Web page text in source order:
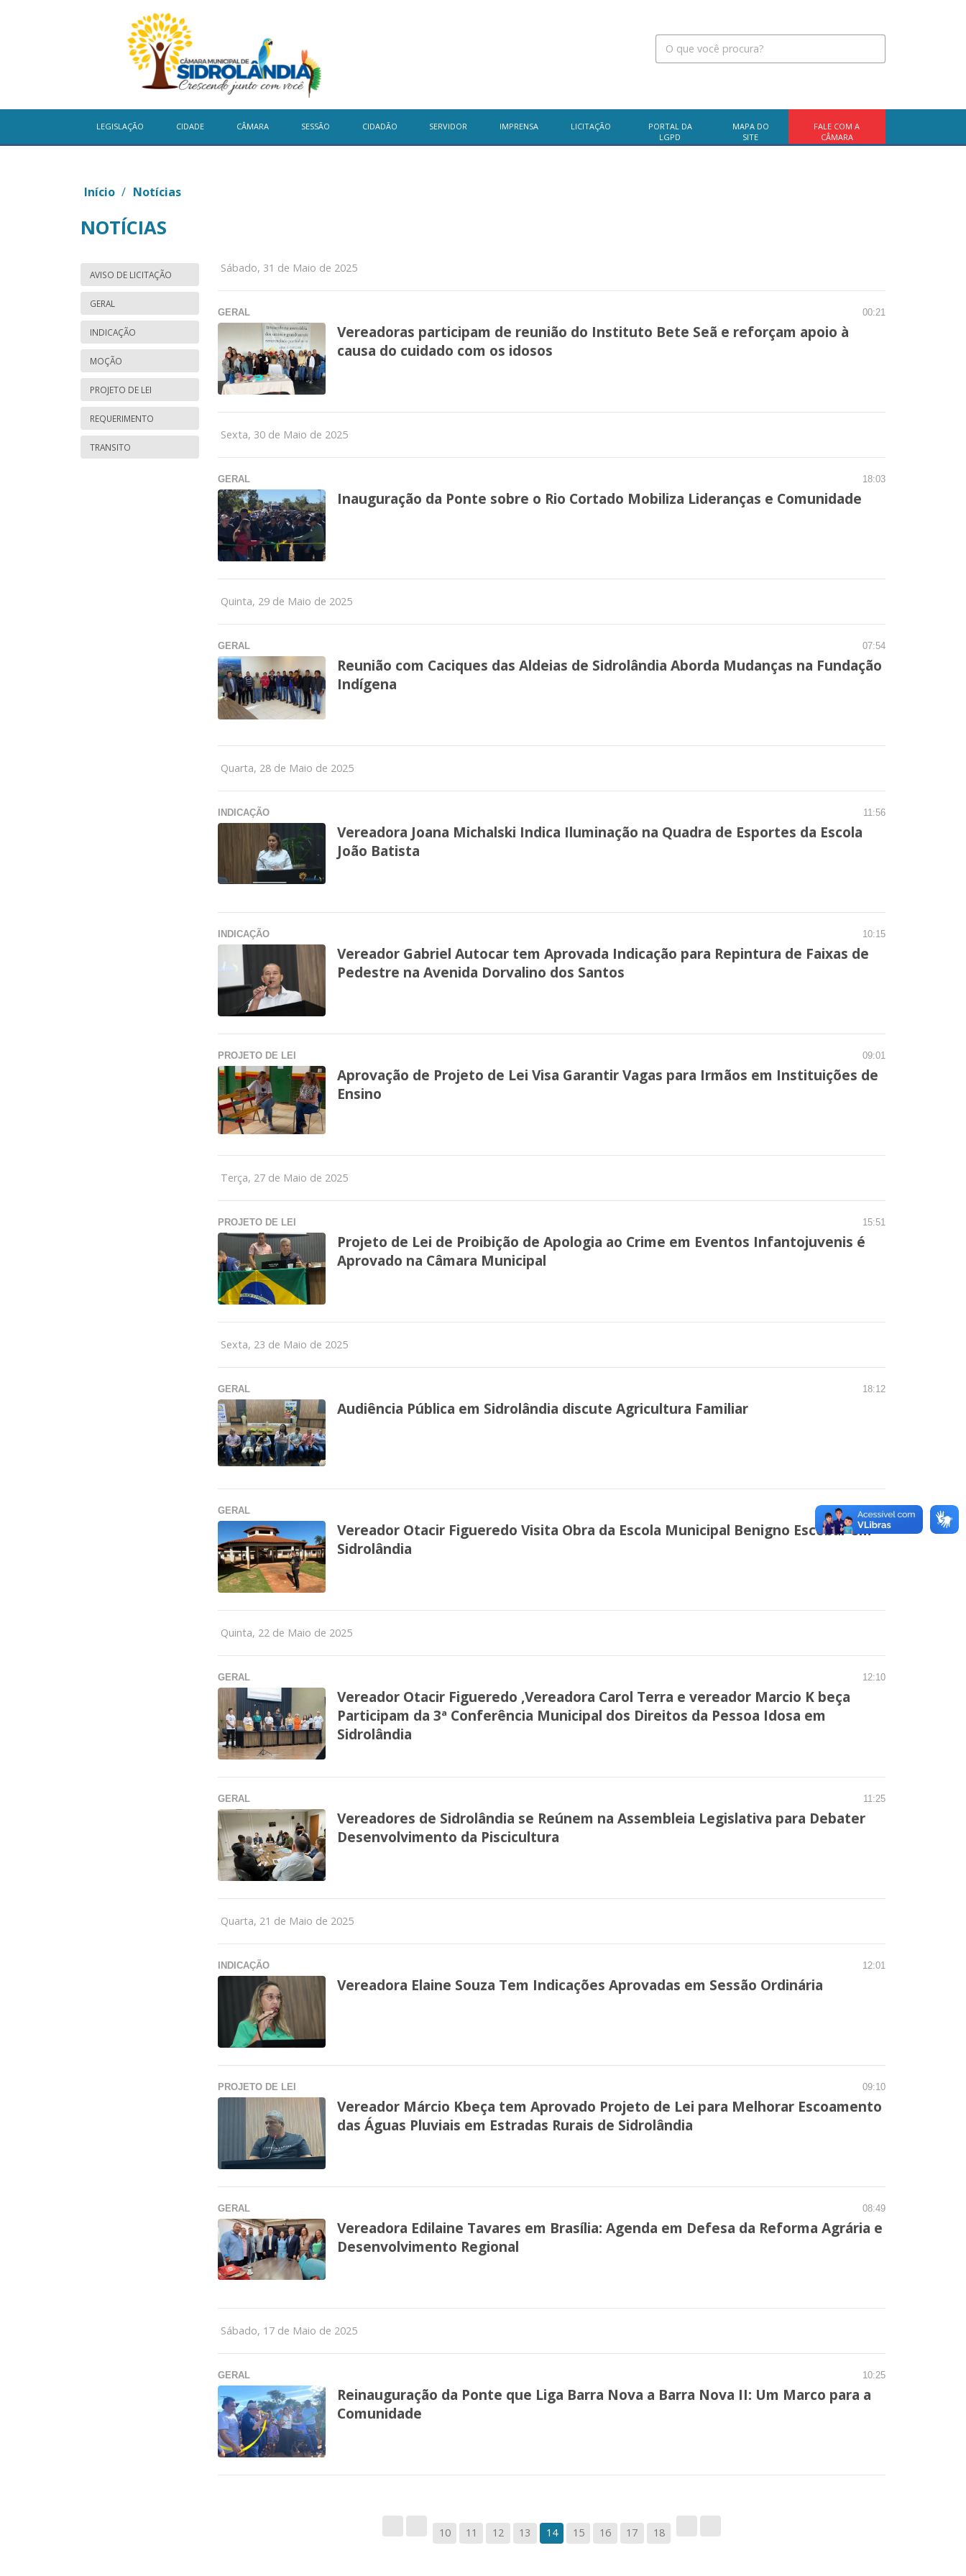
LEGISLAÇÃO CIDADE CÂMARA SESSÃO CIDADÃO SERVIDOR IMPRENSA LICITAÇÃO
PORTAL DA
LGPD
MAPA DO
SITE
FALE COM A
CÂMARA
Início / Notícias
NOTÍCIAS
AVISO DE LICITAÇÃO
GERAL
INDICAÇÃO
MOÇÃO
PROJETO DE LEI
REQUERIMENTO
TRANSITO
Sábado, 31 de Maio de 2025
00:21
GERAL
Vereadoras participam de reunião do Instituto Bete Seã e reforçam apoio à
causa do cuidado com os idosos
Sexta, 30 de Maio de 2025
18:03
GERAL
Inauguração da Ponte sobre o Rio Cortado Mobiliza Lideranças e Comunidade
Quinta, 29 de Maio de 2025
07:54
GERAL
Reunião com Caciques das Aldeias de Sidrolândia Aborda Mudanças na Fundação
Indígena
Quarta, 28 de Maio de 2025
11:56
INDICAÇÃO
Vereadora Joana Michalski Indica Iluminação na Quadra de Esportes da Escola
João Batista
10:15
INDICAÇÃO
Vereador Gabriel Autocar tem Aprovada Indicação para Repintura de Faixas de
Pedestre na Avenida Dorvalino dos Santos
09:01
PROJETO DE LEI
Aprovação de Projeto de Lei Visa Garantir Vagas para Irmãos em Instituições de
Ensino
Terça, 27 de Maio de 2025
15:51
PROJETO DE LEI
Projeto de Lei de Proibição de Apologia ao Crime em Eventos Infantojuvenis é
Aprovado na Câmara Municipal
Sexta, 23 de Maio de 2025
18:12
GERAL
Audiência Pública em Sidrolândia discute Agricultura Familiar
11:59
GERAL
Vereador Otacir Figueredo Visita Obra da Escola Municipal Benigno Escobar em
Sidrolândia
Quinta, 22 de Maio de 2025
12:10
GERAL
Vereador Otacir Figueredo ,Vereadora Carol Terra e vereador Marcio K beça
Participam da 3ª Conferência Municipal dos Direitos da Pessoa Idosa em
Sidrolândia
11:25
GERAL
Vereadores de Sidrolândia se Reúnem na Assembleia Legislativa para Debater
Desenvolvimento da Piscicultura
Quarta, 21 de Maio de 2025
12:01
INDICAÇÃO
Vereadora Elaine Souza Tem Indicações Aprovadas em Sessão Ordinária
09:10
PROJETO DE LEI
Vereador Márcio Kbeça tem Aprovado Projeto de Lei para Melhorar Escoamento
das Águas Pluviais em Estradas Rurais de Sidrolândia
08:49
GERAL
Vereadora Edilaine Tavares em Brasília: Agenda em Defesa da Reforma Agrária e
Desenvolvimento Regional
Sábado, 17 de Maio de 2025
10:25
GERAL
Reinauguração da Ponte que Liga Barra Nova a Barra Nova II: Um Marco para a
Comunidade
10 11 12 13 14 15 16 17 18